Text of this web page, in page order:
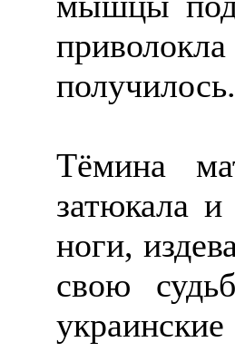
получилось.
Тёмина
затюкала
ноги,
свою